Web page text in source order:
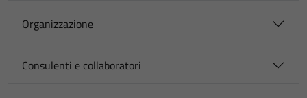
Organizzazione
Consulenti e collaboratori